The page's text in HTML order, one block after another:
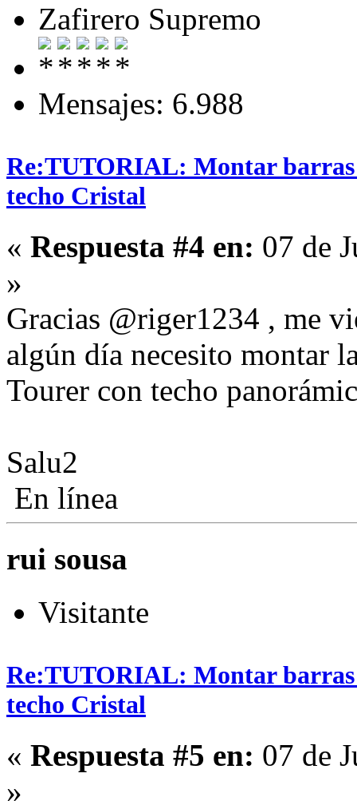
Zafirero Supremo
Mensajes: 6.988
Re:TUTORIAL: Montar
techo Cristal
« Respuesta #4 en: 07 de
»
Gracias @riger1234 , me
algún día necesito montar
Tourer con techo
Salu2
En línea
rui sousa
Visitante
Re:TUTORIAL: Montar
techo Cristal
« Respuesta #5 en: 07 de
»